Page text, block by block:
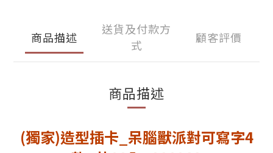
商品描述
送貨及付款方
式
顧客評價
商品描述
(獨家)造型插卡_呆腦獸派對可寫字4